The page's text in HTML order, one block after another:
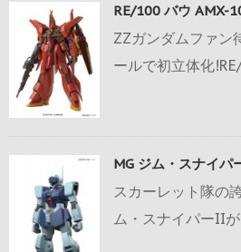
RE/100 バウ AMX-
ZZガンダムファン
ールで初立体化
MG ジム・スナイパ
スカーレット隊の
ム・スナイパーII